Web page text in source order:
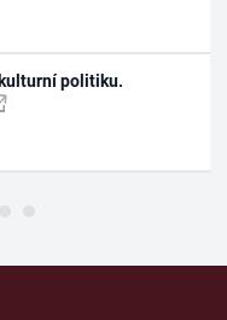
politiku.